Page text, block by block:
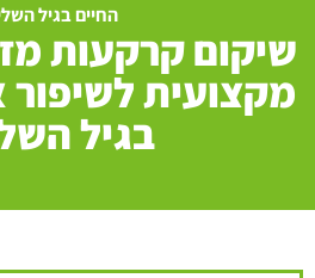
החיים בגיל
שיקום קרקעות
מקצועית לשיפור
בגיל